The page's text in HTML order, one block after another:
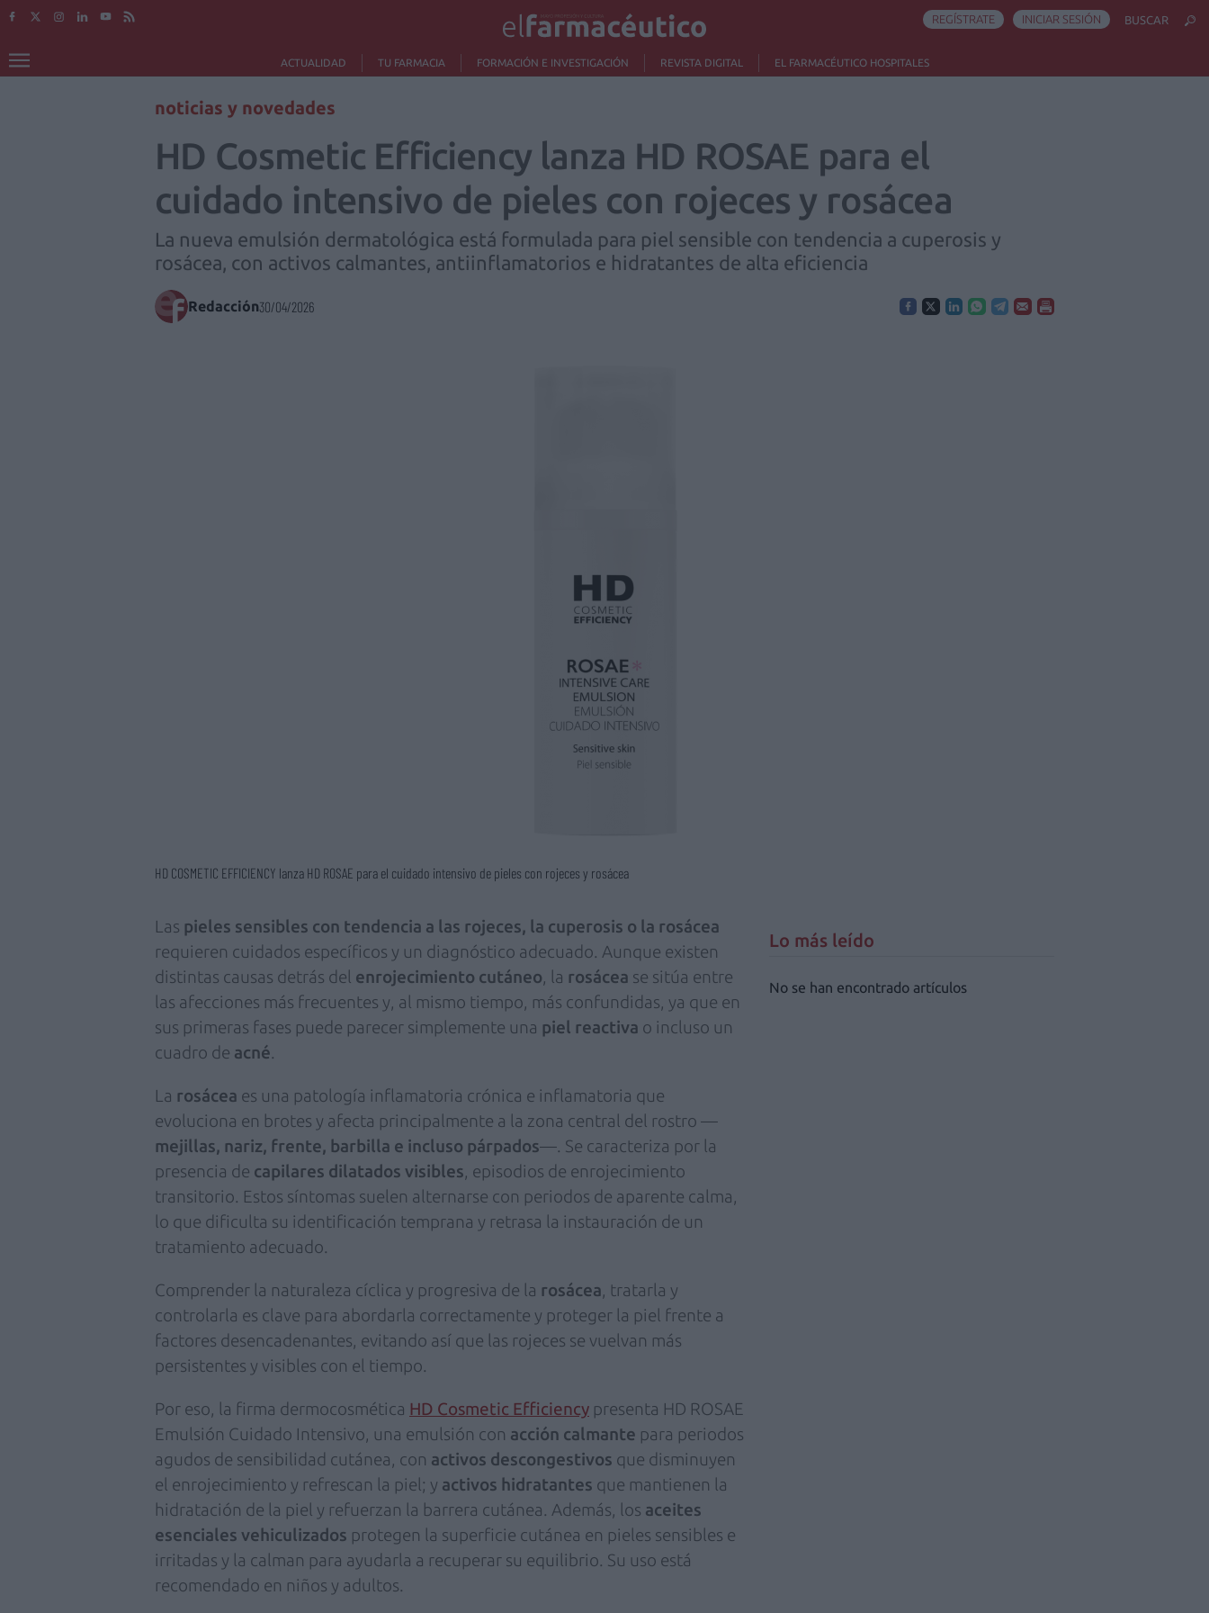
ACTUALIDAD TU FARMACIA FORMACIÓN E INVESTIGACIÓN REVISTA DIGITAL EL FARMACÉUTICO HOSPITALES
REGÍSTRATE INICIAR SESIÓN BUSCAR
noticias y novedades
HD Cosmetic Efficiency lanza HD ROSAE para el
cuidado intensivo de pieles con rojeces y rosácea
La nueva emulsión dermatológica está formulada para piel sensible con tendencia a cuperosis y
rosácea, con activos calmantes, antiinflamatorios e hidratantes de alta eficiencia
Redacción30/04/2026
HD COSMETIC EFFICIENCY lanza HD ROSAE para el cuidado intensivo de pieles con rojeces y rosácea
Las pieles sensibles con tendencia a las rojeces, la cuperosis o la rosácea
requieren cuidados específicos y un diagnóstico adecuado. Aunque existen
distintas causas detrás del enrojecimiento cutáneo, la rosácea se sitúa entre
las afecciones más frecuentes y, al mismo tiempo, más confundidas, ya que en
sus primeras fases puede parecer simplemente una piel reactiva o incluso un
cuadro de acné.
La rosácea es una patología inflamatoria crónica e inflamatoria que
evoluciona en brotes y afecta principalmente a la zona central del rostro —
mejillas, nariz, frente, barbilla e incluso párpados—. Se caracteriza por la
presencia de capilares dilatados visibles, episodios de enrojecimiento
transitorio. Estos síntomas suelen alternarse con periodos de aparente calma,
lo que dificulta su identificación temprana y retrasa la instauración de un
tratamiento adecuado.
Comprender la naturaleza cíclica y progresiva de la rosácea, tratarla y
controlarla es clave para abordarla correctamente y proteger la piel frente a
factores desencadenantes, evitando así que las rojeces se vuelvan más
persistentes y visibles con el tiempo.
Por eso, la firma dermocosmética HD Cosmetic Efficiency presenta HD ROSAE
Emulsión Cuidado Intensivo, una emulsión con acción calmante para periodos
agudos de sensibilidad cutánea, con activos descongestivos que disminuyen
el enrojecimiento y refrescan la piel; y activos hidratantes que mantienen la
hidratación de la piel y refuerzan la barrera cutánea. Además, los aceites
esenciales vehiculizados protegen la superficie cutánea en pieles sensibles e
irritadas y la calman para ayudarla a recuperar su equilibrio. Su uso está
recomendado en niños y adultos.
Lo más leído
No se han encontrado artículos